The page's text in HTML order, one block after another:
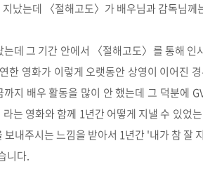
났는데 〈절해고도〉가 배우님과 감독님께
데 그 기간 안에서 〈절해고도〉를 통해 인
한 영화가 이렇게 오랫동안 상영이 이어진
지 배우 활동을 많이 안 했는데 그 덕분에
는 영화와 함께 1년간 어떻게 지낼 수 있었
내주시는 느낌을 받아서 1년간 '내가 참 잘
니다.